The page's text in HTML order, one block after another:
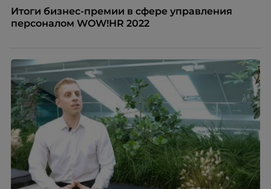
Итоги бизнес-премии в сфере управления
персоналом WOW!HR 2022